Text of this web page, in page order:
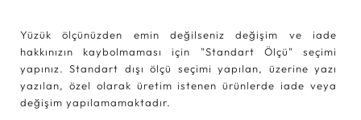
Yüzük ölçünüzden emin değilseniz değişim ve iade
hakkınızın kaybolmaması için "Standart Ölçü" seçimi
yapınız. Standart dışı ölçü seçimi yapılan, üzerine yazı
yazılan, özel olarak üretim istenen ürünlerde iade veya
değişim yapılamamaktadır.